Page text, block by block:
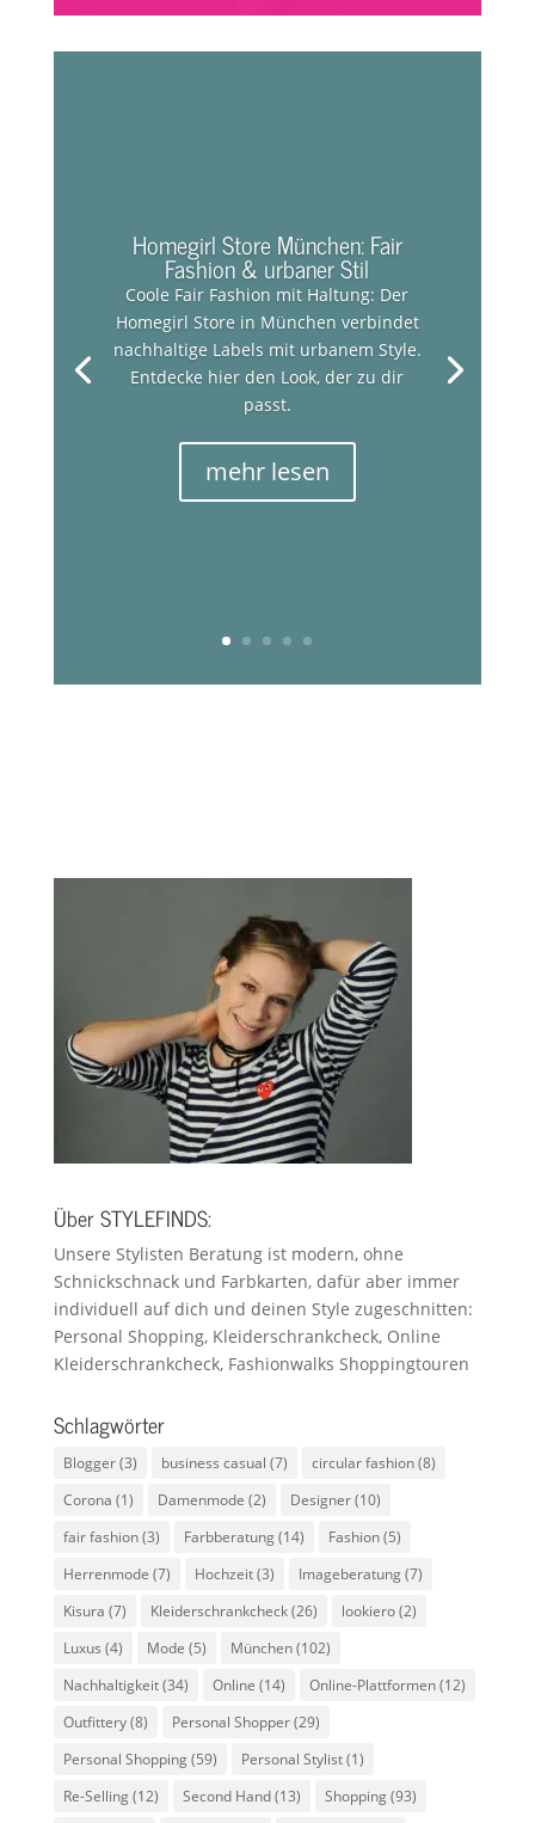
Homegirl Store München: Fair
Fashion & urbaner Stil
Coole Fair Fashion mit Haltung: Der
Homegirl Store in München verbindet
nachhaltige Labels mit urbanem Style.
Entdecke hier den Look, der zu dir
passt.
mehr lesen
Über STYLEFINDS:
Unsere Stylisten Beratung ist modern, ohne
Schnickschnack und Farbkarten, dafür aber immer
individuell auf dich und deinen Style zugeschnitten:
Personal Shopping, Kleiderschrankcheck, Online
Kleiderschrankcheck, Fashionwalks Shoppingtouren
Schlagwörter
Blogger(3) business casual (7) circular fashion(8)
Corona (1) Damenmode (2) Designer(10)
fair fashion(3) Farbberatung(14) Fashion(5)
Herrenmode (7) Hochzeit(3) Imageberatung(7)
Kisura (7) Kleiderschrankcheck(26) lookiero(2)
Luxus (4) Mode (5) München(102)
Nachhaltigkeit(34) Online (14) Online-Plattformen(12)
Outfittery(8) Personal Shopper(29)
Personal Shopping(59) Personal Stylist(1)
Re-Selling(12) Second Hand(13) Shopping(93)